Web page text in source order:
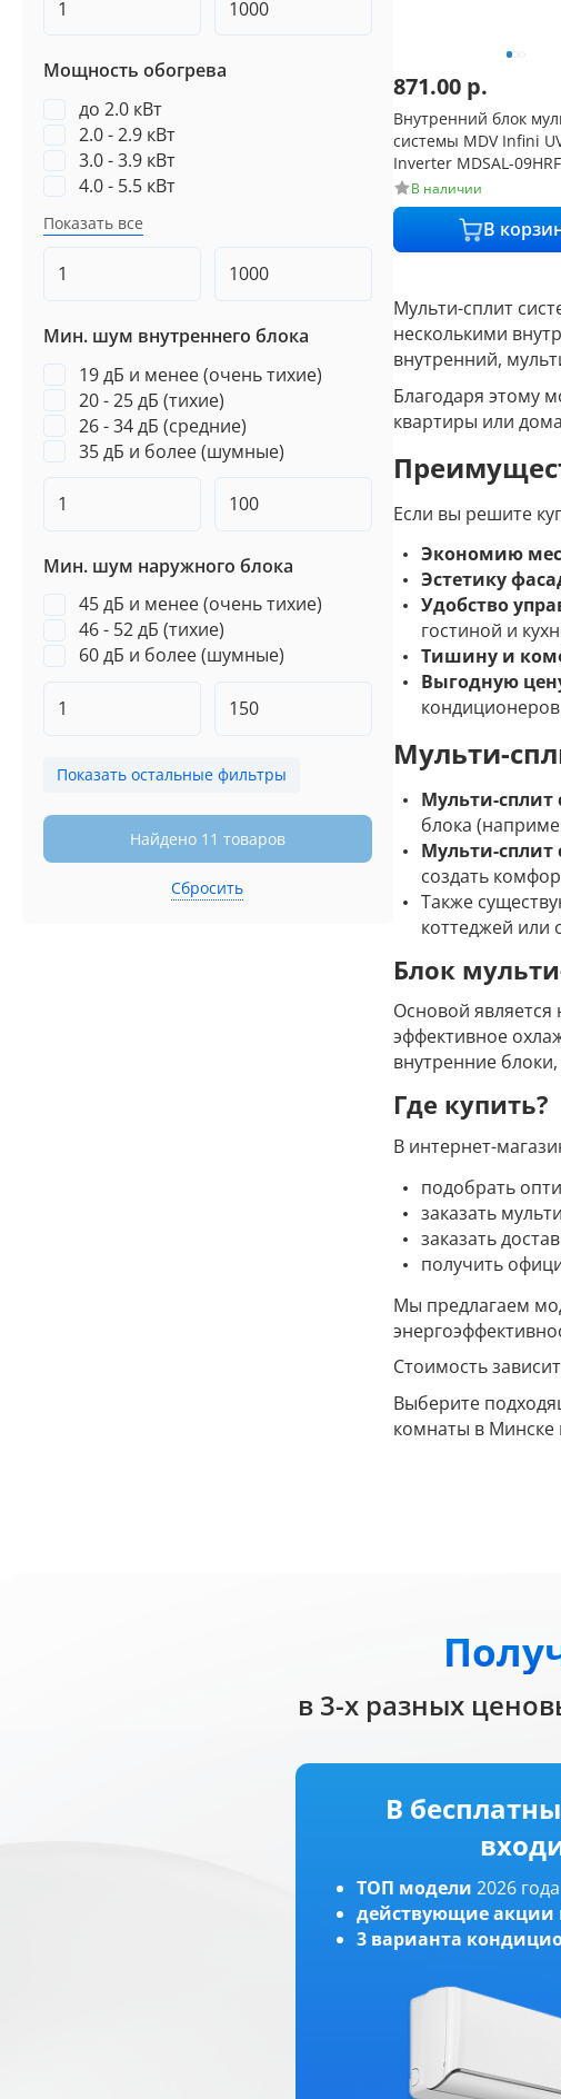
Мощность обогрева
до 2.0 кВт
2.0 - 2.9 кВт
3.0 - 3.9 кВт
4.0 - 5.5 кВт
Показать все
Мин. шум внутреннего блока
19 дБ и менее (очень тихие)
20 - 25 дБ (тихие)
26 - 34 дБ (средние)
35 дБ и более (шумные)
Мин. шум наружного блока
45 дБ и менее (очень тихие)
46 - 52 дБ (тихие)
60 дБ и более (шумные)
Показать остальные фильтры
Найдено 11 товаров
Сбросить
871.00 р.
Внутренний блок
системы MDV Infini
Inverter MDSAL-
м² от 20 дБ
В наличии
В
Мульти-сплит
несколькими
внутренний,
Благодаря этому
квартиры или
Если вы решите
Экономию
Эстетику
Удобство
гостиной и
Тишину и
Выгодную
Мульти-
Мульти-сплит
блока
Мульти-сплит
создать
Также
коттеджей или
Блок
Основой
эффективное
внутренние
Где купить?
В интернет-
подобрать
заказать
заказать
получить
Мы предлагаем
Стоимость
Выберите
комнаты в Минске
в 3-х разных
В
ТОП модели 2026 года
действующие акции
3 варианта